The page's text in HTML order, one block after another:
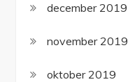
december 2019
november 2019
oktober 2019